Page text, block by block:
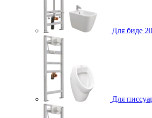
Для биде 20
Для